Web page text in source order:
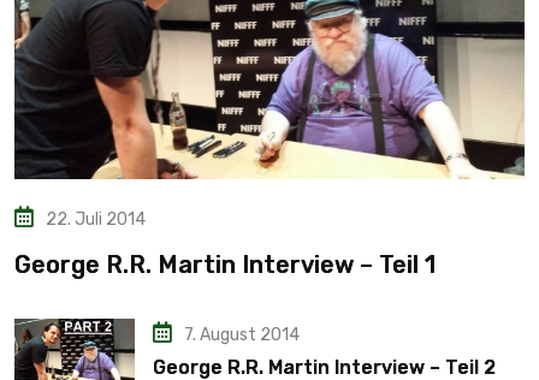
22. Juli 2014
George R.R. Martin Interview – Teil 1
7. August 2014
George R.R. Martin Interview – Teil 2